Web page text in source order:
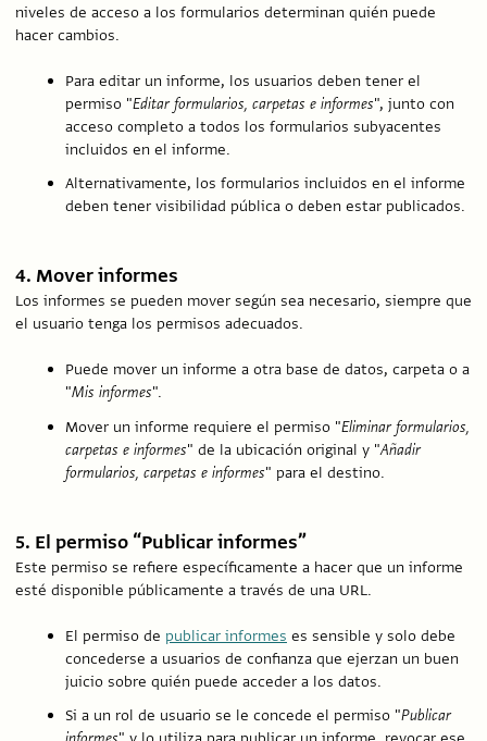
niveles de acceso a los formularios determinan quién puede
hacer cambios.
Para editar un informe, los usuarios deben tener el
permiso "Editar formularios, carpetas e informes", junto con
acceso completo a todos los formularios subyacentes
incluidos en el informe.
Alternativamente, los formularios incluidos en el informe
deben tener visibilidad pública o deben estar publicados.
4. Mover informes
Los informes se pueden mover según sea necesario, siempre que
el usuario tenga los permisos adecuados.
Puede mover un informe a otra base de datos, carpeta o a
"Mis informes".
Mover un informe requiere el permiso "Eliminar formularios,
carpetas e informes" de la ubicación original y "Añadir
formularios, carpetas e informes" para el destino.
5. El permiso “Publicar informes”
Este permiso se refiere específicamente a hacer que un informe
esté disponible públicamente a través de una URL.
El permiso de publicar informes es sensible y solo debe
concederse a usuarios de confianza que ejerzan un buen
juicio sobre quién puede acceder a los datos.
Si a un rol de usuario se le concede el permiso "Publicar